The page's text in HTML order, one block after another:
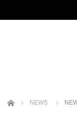
ホーム NEWS